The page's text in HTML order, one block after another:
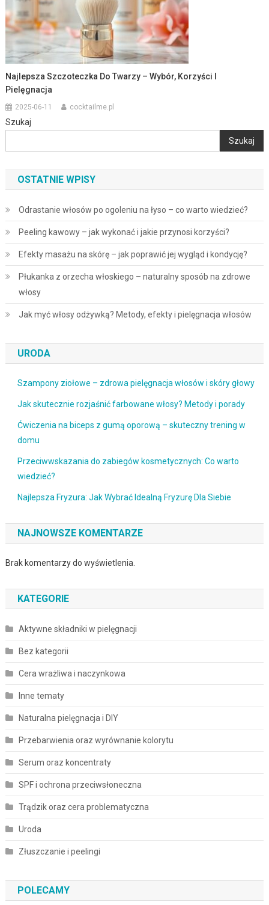
Najlepsza Szczoteczka Do Twarzy – Wybór, Korzyści I
Pielęgnacja
2025-06-11 cocktailme.pl
Szukaj
Szukaj
OSTATNIE WPISY
Odrastanie włosów po ogoleniu na łyso – co warto wiedzieć?
Peeling kawowy – jak wykonać i jakie przynosi korzyści?
Efekty masażu na skórę – jak poprawić jej wygląd i kondycję?
Płukanka z orzecha włoskiego – naturalny sposób na zdrowe
włosy
Jak myć włosy odżywką? Metody, efekty i pielęgnacja włosów
URODA
Szampony ziołowe – zdrowa pielęgnacja włosów i skóry głowy
Jak skutecznie rozjaśnić farbowane włosy? Metody i porady
Ćwiczenia na biceps z gumą oporową – skuteczny trening w
domu
Przeciwwskazania do zabiegów kosmetycznych: Co warto
wiedzieć?
Najlepsza Fryzura: Jak Wybrać Idealną Fryzurę Dla Siebie
NAJNOWSZE KOMENTARZE
Brak komentarzy do wyświetlenia.
KATEGORIE
Aktywne składniki w pielęgnacji
Bez kategorii
Cera wrażliwa i naczynkowa
Inne tematy
Naturalna pielęgnacja i DIY
Przebarwienia oraz wyrównanie kolorytu
Serum oraz koncentraty
SPF i ochrona przeciwsłoneczna
Trądzik oraz cera problematyczna
Uroda
Złuszczanie i peelingi
POLECAMY